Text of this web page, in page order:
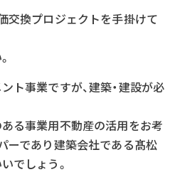
交換プロジェクトを手掛けて
ト事業ですが、建築・建設が必
る事業用不動産の活用をお考
ーであり建築会社である髙松
でしょう。